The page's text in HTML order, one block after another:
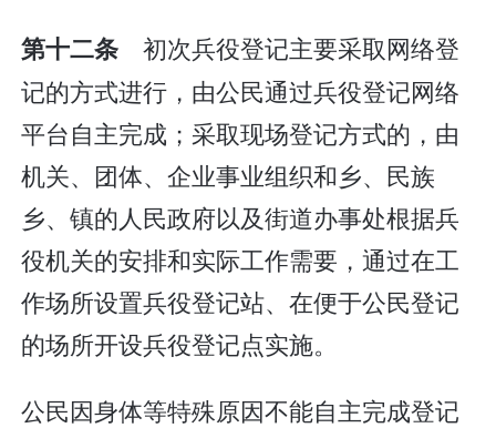
第十二条初次兵役登记主要采取网络登
记的方式进行，由公民通过兵役登记网络
平台自主完成；采取现场登记方式的，由
机关、团体、企业事业组织和乡、民族
乡、镇的人民政府以及街道办事处根据兵
役机关的安排和实际工作需要，通过在工
作场所设置兵役登记站、在便于公民登记
的场所开设兵役登记点实施。
公民因身体等特殊原因不能自主完成登记